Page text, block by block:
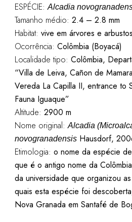
ESPÉCIE:Alcadia
Tamanho médio: 2.4 – 2.8 mm
Habitat: vive em árvores e
Ocorrência: Colômbia (Boyacá)
Localidade tipo: Colômbia,
“Villa de Leiva, Cañon de
Vereda La Capilla II, entrance to
Fauna Iguaque”
Altitude: 2900 m
Nome original:Alcadia
novogranadensisHausdorf,
Etimologia: o nome da espécie
que é o antigo nome da
da universidade que organizou
quais esta espécie foi
Nova Granada em Santafé de